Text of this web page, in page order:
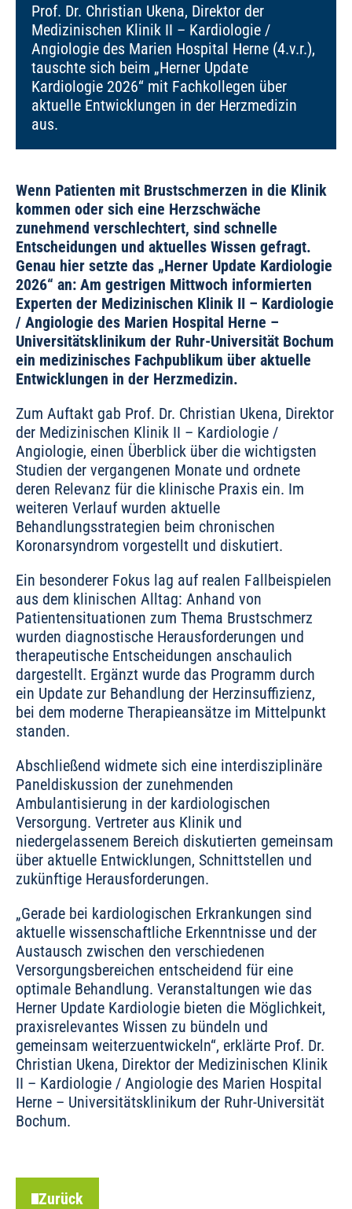
Prof. Dr. Christian Ukena, Direktor der
Medizinischen Klinik II – Kardiologie /
Angiologie des Marien Hospital Herne (4.v.r.),
tauschte sich beim „Herner Update
Kardiologie 2026“ mit Fachkollegen über
aktuelle Entwicklungen in der Herzmedizin
aus.
Wenn Patienten mit Brustschmerzen in die Klinik
kommen oder sich eine Herzschwäche
zunehmend verschlechtert, sind schnelle
Entscheidungen und aktuelles Wissen gefragt.
Genau hier setzte das „Herner Update Kardiologie
2026“ an: Am gestrigen Mittwoch informierten
Experten der Medizinischen Klinik II – Kardiologie
/ Angiologie des Marien Hospital Herne –
Universitätsklinikum der Ruhr-Universität Bochum
ein medizinisches Fachpublikum über aktuelle
Entwicklungen in der Herzmedizin.
Zum Auftakt gab Prof. Dr. Christian Ukena, Direktor
der Medizinischen Klinik II – Kardiologie /
Angiologie, einen Überblick über die wichtigsten
Studien der vergangenen Monate und ordnete
deren Relevanz für die klinische Praxis ein. Im
weiteren Verlauf wurden aktuelle
Behandlungsstrategien beim chronischen
Koronarsyndrom vorgestellt und diskutiert.
Ein besonderer Fokus lag auf realen Fallbeispielen
aus dem klinischen Alltag: Anhand von
Patientensituationen zum Thema Brustschmerz
wurden diagnostische Herausforderungen und
therapeutische Entscheidungen anschaulich
dargestellt. Ergänzt wurde das Programm durch
ein Update zur Behandlung der Herzinsuffizienz,
bei dem moderne Therapieansätze im Mittelpunkt
standen.
Abschließend widmete sich eine interdisziplinäre
Paneldiskussion der zunehmenden
Ambulantisierung in der kardiologischen
Versorgung. Vertreter aus Klinik und
niedergelassenem Bereich diskutierten gemeinsam
über aktuelle Entwicklungen, Schnittstellen und
zukünftige Herausforderungen.
„Gerade bei kardiologischen Erkrankungen sind
aktuelle wissenschaftliche Erkenntnisse und der
Austausch zwischen den verschiedenen
Versorgungsbereichen entscheidend für eine
optimale Behandlung. Veranstaltungen wie das
Herner Update Kardiologie bieten die Möglichkeit,
praxisrelevantes Wissen zu bündeln und
gemeinsam weiterzuentwickeln“, erklärte Prof. Dr.
Christian Ukena, Direktor der Medizinischen Klinik
II – Kardiologie / Angiologie des Marien Hospital
Herne – Universitätsklinikum der Ruhr-Universität
Bochum.
Zurück